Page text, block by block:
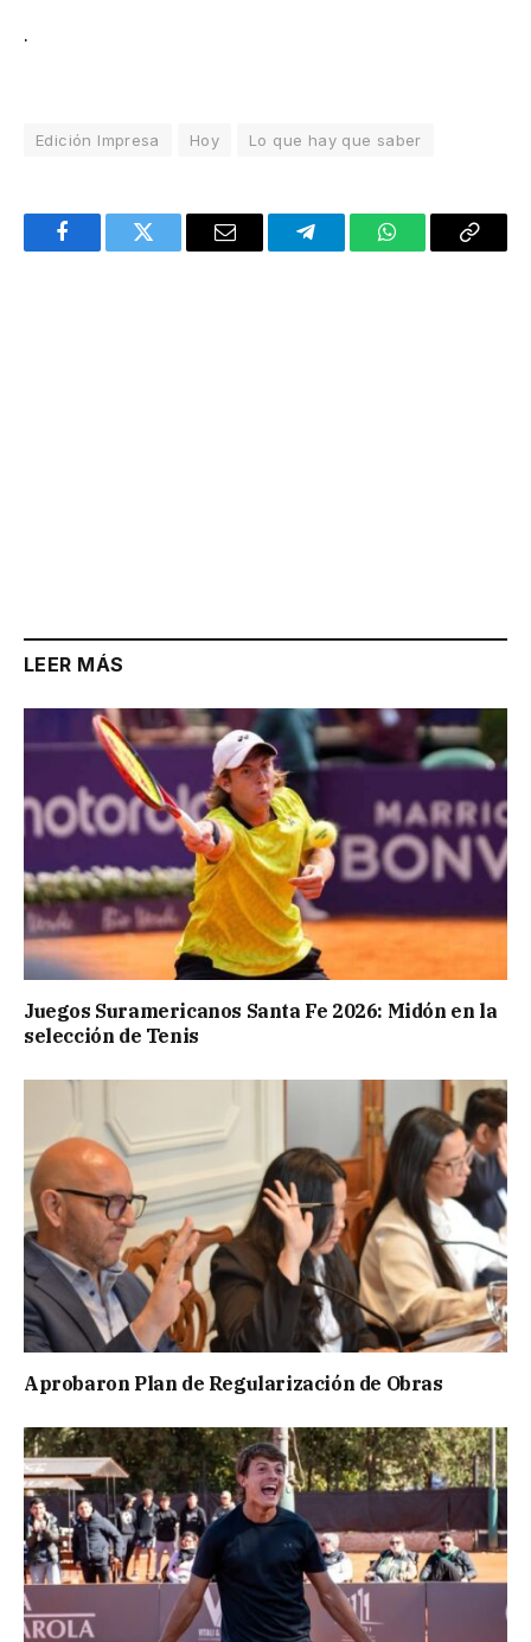
.
Edición Impresa Hoy Lo que hay que saber
FacebookTwitter Email TelegramWhatsAppCopy
LEER MÁS
Juegos Suramericanos Santa Fe 2026: Midón en la
selección de Tenis
Aprobaron Plan de Regularización de Obras